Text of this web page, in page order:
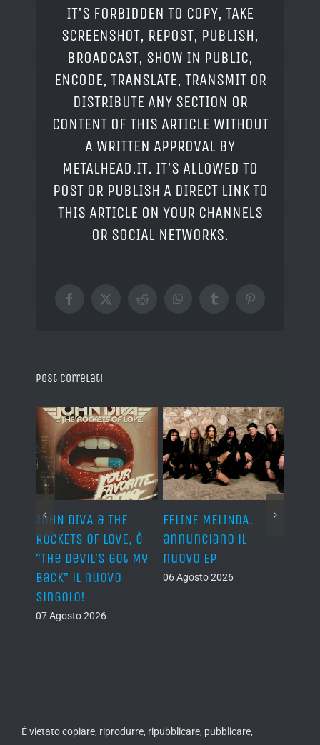
IT'S FORBIDDEN TO COPY, TAKE
SCREENSHOT, REPOST, PUBLISH,
BROADCAST, SHOW IN PUBLIC,
ENCODE, TRANSLATE, TRANSMIT OR
DISTRIBUTE ANY SECTION OR
CONTENT OF THIS ARTICLE WITHOUT
A WRITTEN APPROVAL BY
METALHEAD.IT. IT'S ALLOWED TO
POST OR PUBLISH A DIRECT LINK TO
THIS ARTICLE ON YOUR CHANNELS
OR SOCIAL NETWORKS.
Facebook
X RedditWhatsAppTumblrPinterest
Post correlati
JOHN DIVA & THE
ROCKETS OF LOVE, è
“The Devil’s Got My
Back” il nuovo
singolo!
07 Agosto 2026
FELINE MELINDA,
annunciano il
nuovo EP
06 Agosto 2026
È vietato copiare, riprodurre, ripubblicare, pubblicare,